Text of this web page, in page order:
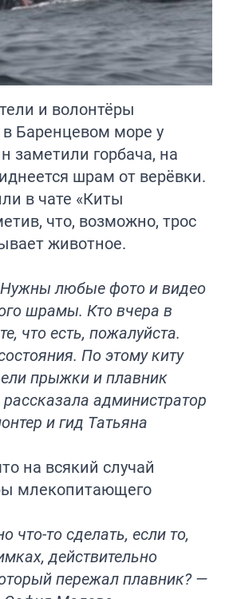
и волонтёры
Баренцевом море у
заметили горбача, на
шрам от верёвки.
в чате «Киты
что, возможно, трос
животное.
любые фото и видео
шрамы. Кто вчера в
что есть, пожалуйста.
По этому киту
прыжки и плавник
администратор
и гид Татьяна
на всякий случай
млекопитающего
то сделать, если то,
действительно
пережал плавник? —